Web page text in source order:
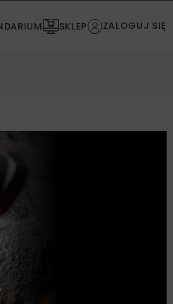
SKLEP ZALOGUJ SIĘ